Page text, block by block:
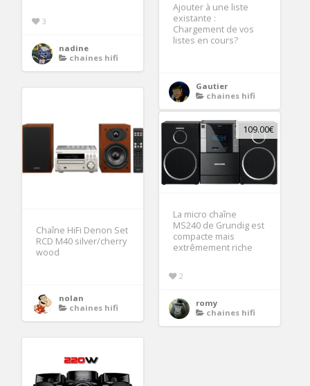
3
nadine
chaines hifi
Ajouter à une liste
existante :
Chargement de vos
listes en cours?
Gautier
chaines hifi
Chaîne HiFi Denon Set
RCD M40 silver/cherry
wood
nolan
chaines hifi
109.00€
La micro chaîne
MS240 de Grundig est
compacte mais
extrêmement riche
2
romy
chaines hifi